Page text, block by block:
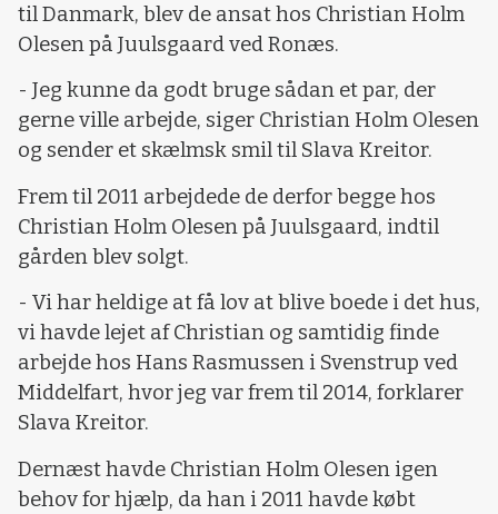
til Danmark, blev de ansat hos Christian Holm
Olesen på Juulsgaard ved Ronæs.
- Jeg kunne da godt bruge sådan et par, der
gerne ville arbejde, siger Christian Holm Olesen
og sender et skælmsk smil til Slava Kreitor.
Frem til 2011 arbejdede de derfor begge hos
Christian Holm Olesen på Juulsgaard, indtil
gården blev solgt.
- Vi har heldige at få lov at blive boede i det hus,
vi havde lejet af Christian og samtidig finde
arbejde hos Hans Rasmussen i Svenstrup ved
Middelfart, hvor jeg var frem til 2014, forklarer
Slava Kreitor.
Dernæst havde Christian Holm Olesen igen
behov for hjælp, da han i 2011 havde købt